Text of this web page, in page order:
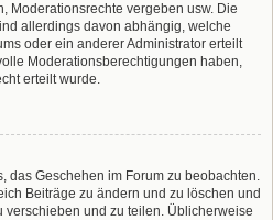
Moderationsrechte vergeben usw. Die
allerdings davon abhängig, welche
oder ein anderer Administrator erteilt
Moderationsberechtigungen haben,
erteilt wurde.
das Geschehen im Forum zu beobachten.
Beiträge zu ändern und zu löschen und
verschieben und zu teilen. Üblicherweise